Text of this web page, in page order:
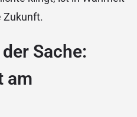
Zukunft.
Sache:
am